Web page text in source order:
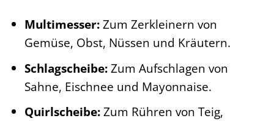
Multimesser:Zum Zerkleinern von
Gemüse, Obst, Nüssen und Kräutern.
Schlagscheibe:Zum Aufschlagen von
Sahne, Eischnee und Mayonnaise.
Quirlscheibe:Zum Rühren von Teig,